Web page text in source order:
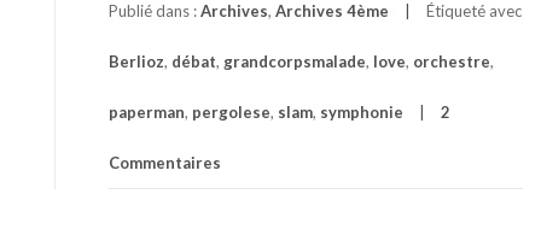
séquence
:
Que
Publié dans :Archives, Archives 4ème Étiqueté avec
Berlioz, débat, grandcorpsmalade, love, orchestre,
paperman, pergolese, slam, symphonie 2
Commentaires